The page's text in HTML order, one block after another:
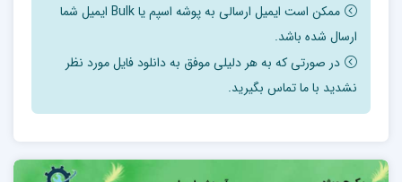
فصل اول: چکیده مطالعات فنی ، اقتصادی و مالی
خلاصه وضعیت مالی وفنی طرح
1-1 عنوان و مجری طرح 8
1-2 شاخص‌های عملیاتی 8
1-3 وضعیت پرسنلی 8
ممکن است ایمیل ارسالی به پوشه اسپم یا Bulk ایمیل شما
ارسال شده باشد.
در صورتی که به هر دلیلی موفق به دانلود فایل مورد نظر
نشدید با ما تماس بگیرید.